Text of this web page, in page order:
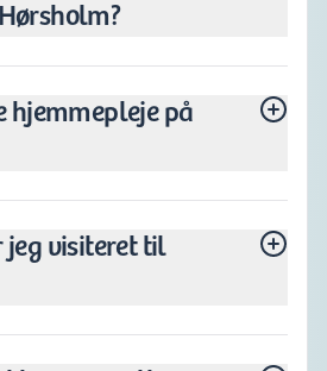
hjemmepleje på
visiteret til